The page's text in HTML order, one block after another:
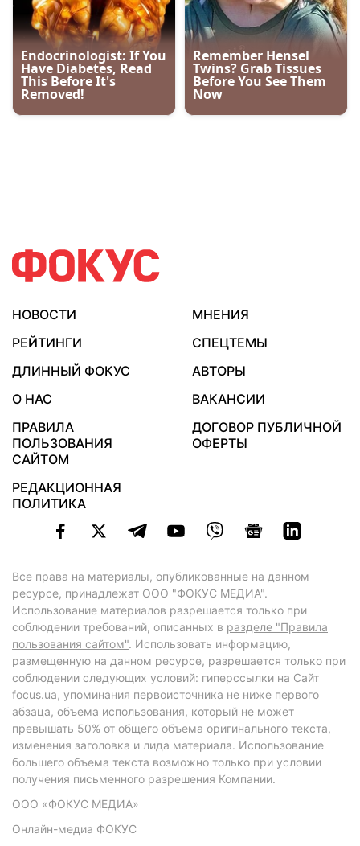
НОВОСТИ
МНЕНИЯ
РЕЙТИНГИ
СПЕЦТЕМЫ
ДЛИННЫЙ ФОКУС
АВТОРЫ
О НАС
ВАКАНСИИ
ПРАВИЛА
ПОЛЬЗОВАНИЯ
САЙТОМ
ДОГОВОР ПУБЛИЧНОЙ
ОФЕРТЫ
РЕДАКЦИОННАЯ
ПОЛИТИКА
Все права на материалы, опубликованные на данном
ресурсе, принадлежат ООО "ФОКУС МЕДИА".
Использование материалов разрешается только при
соблюдении требований, описанных в разделе "Правила
пользования сайтом". Использовать информацию,
размещенную на данном ресурсе, разрешается только при
соблюдении следующих условий: гиперссылки на Сайт
focus.ua, упоминания первоисточника не ниже первого
абзаца, объема использования, который не может
превышать 50% от общего объема оригинального текста,
изменения заголовка и лида материала. Использование
большего объема текста возможно только при условии
получения письменного разрешения Компании.
ООО «ФОКУС МЕДИА»
Онлайн-медиа ФОКУС